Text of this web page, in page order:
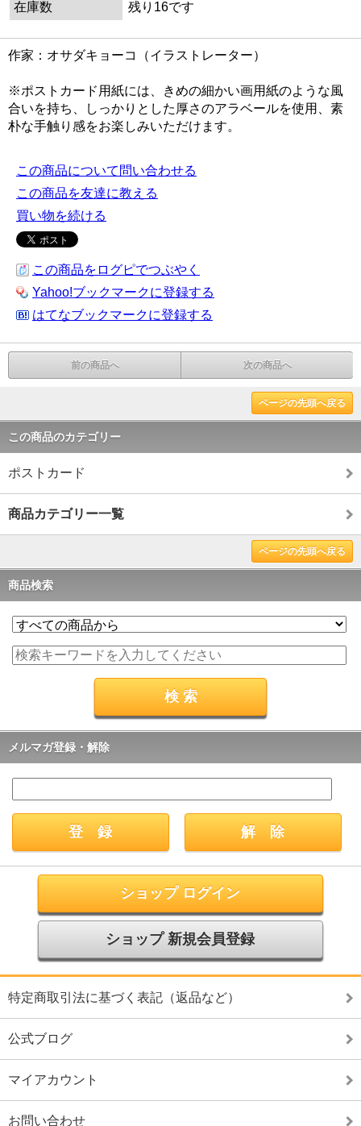
在庫数
残り16です
作家：オサダキョーコ（イラストレーター）
※ポストカード用紙には、きめの細かい画用紙のような風
合いを持ち、しっかりとした厚さのアラベールを使用、素
朴な手触り感をお楽しみいただけます。
この商品について問い合わせる
この商品を友達に教える
買い物を続ける
この商品をログピでつぶやく
Yahoo!ブックマークに登録する
はてなブックマークに登録する
前の商品へ 次の商品へ
ページの先頭へ戻る
この商品のカテゴリー
ポストカード
商品カテゴリー一覧
ページの先頭へ戻る
商品検索
メルマガ登録・解除
ショップ ログイン
ショップ 新規会員登録
特定商取引法に基づく表記（返品など）
公式ブログ
マイアカウント
お問い合わせ